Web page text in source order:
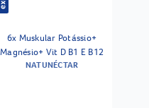
6x Muskular Potássio+
Magnésio+ Vit D B1 E B12
NATUNÉCTAR